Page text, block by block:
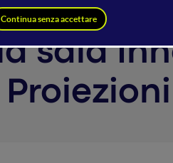
sala
Proiezioni